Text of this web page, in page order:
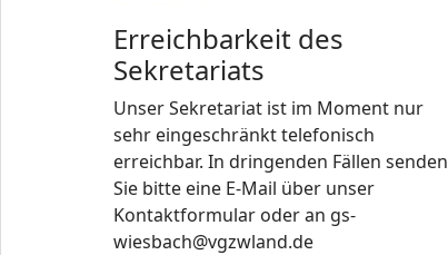
Erreichbarkeit des
Sekretariats
Unser Sekretariat ist im Moment nur
sehr eingeschränkt telefonisch
erreichbar. In dringenden Fällen senden
Sie bitte eine E-Mail über unser
Kontaktformular oder an gs-
wiesbach@vgzwland.de